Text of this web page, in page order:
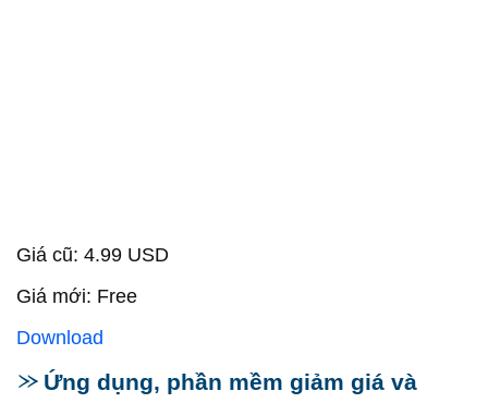
Giá cũ: 4.99 USD
Giá mới: Free
Download
Ứng dụng, phần mềm giảm giá và